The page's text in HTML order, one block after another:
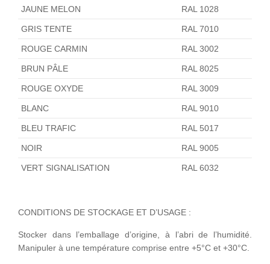
JAUNE MELON RAL 1028
GRIS TENTE RAL 7010
ROUGE CARMIN RAL 3002
BRUN PÂLE RAL 8025
ROUGE OXYDE RAL 3009
BLANC RAL 9010
BLEU TRAFIC RAL 5017
NOIR RAL 9005
VERT SIGNALISATION RAL 6032
CONDITIONS DE STOCKAGE ET D’USAGE :
Stocker dans l’emballage d’origine, à l’abri de l’humidité.
Manipuler à une température comprise entre +5°C et +30°C.